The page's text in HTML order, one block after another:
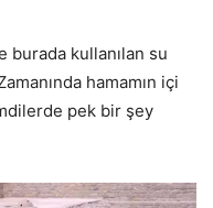
burada kullanılan su
hamamın içi
pek bir şey